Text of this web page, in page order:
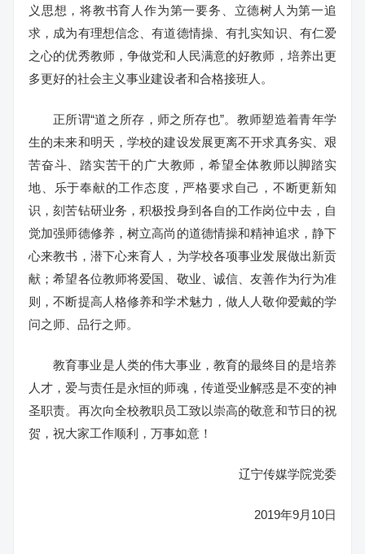
义思想，将教书育人作为第一要务、立德树人为第一追
求，成为有理想信念、有道德情操、有扎实知识、有仁爱
之心的优秀教师，争做党和人民满意的好教师，培养出更
多更好的社会主义事业建设者和合格接班人。
正所谓“道之所存，师之所存也”。教师塑造着青年学
生的未来和明天，学校的建设发展更离不开求真务实、艰
苦奋斗、踏实苦干的广大教师，希望全体教师以脚踏实
地、乐于奉献的工作态度，严格要求自己，不断更新知
识，刻苦钻研业务，积极投身到各自的工作岗位中去，自
觉加强师德修养，树立高尚的道德情操和精神追求，静下
心来教书，潜下心来育人，为学校各项事业发展做出新贡
献；希望各位教师将爱国、敬业、诚信、友善作为行为准
则，不断提高人格修养和学术魅力，做人人敬仰爱戴的学
问之师、品行之师。
教育事业是人类的伟大事业，教育的最终目的是培养
人才，爱与责任是永恒的师魂，传道受业解惑是不变的神
圣职责。再次向全校教职员工致以崇高的敬意和节日的祝
贺，祝大家工作顺利，万事如意！
辽宁传媒学院党委
2019年9月10日